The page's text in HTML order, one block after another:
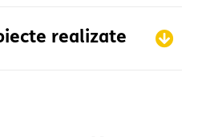
realizate